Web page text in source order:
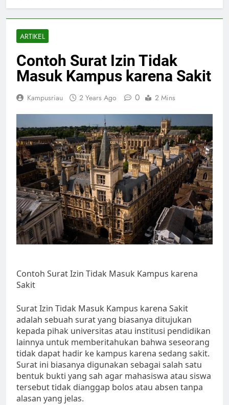
ARTIKEL
Contoh Surat Izin Tidak
Masuk Kampus karena Sakit
Kampusriau 2 Years Ago 0 2 Mins
Contoh Surat Izin Tidak Masuk Kampus karena
Sakit
Surat Izin Tidak Masuk Kampus karena Sakit
adalah sebuah surat yang biasanya ditujukan
kepada pihak universitas atau institusi pendidikan
lainnya untuk memberitahukan bahwa seseorang
tidak dapat hadir ke kampus karena sedang sakit.
Surat ini biasanya digunakan sebagai salah satu
bentuk bukti yang sah agar mahasiswa atau siswa
tersebut tidak dianggap bolos atau absen tanpa
alasan yang jelas.